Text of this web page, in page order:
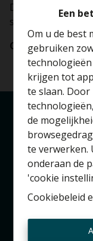
Een
Om u de best
gebruiken
krijgen tot
te slaan.
de
te verwerken.
onderaan de
'cookie
Cookiebeleid
De potentiële
schuif.
Cesar Smits